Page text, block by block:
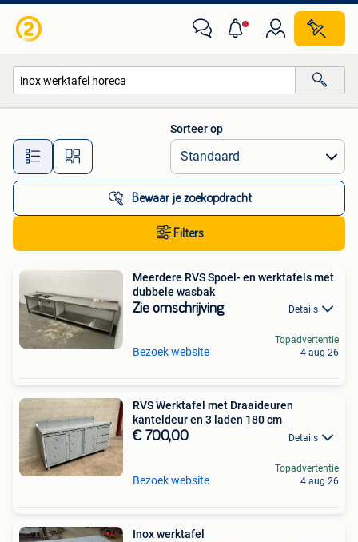
Alle afstanden…
Sorteer op
Bewaar je zoekopdracht
Filters
Meerdere RVS Spoel- en werktafels met
dubbele wasbak
Zie omschrijving Details
Bezoek website
Topadvertentie
4 aug 26
RVS Werktafel met Draaideuren
kanteldeur en 3 laden 180 cm
€ 700,00 Details
Bezoek website
Topadvertentie
4 aug 26
Inox werktafel